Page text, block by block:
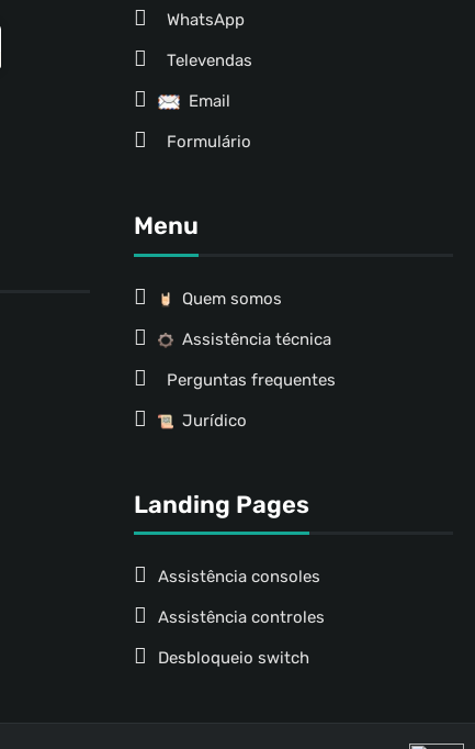
WhatsApp
Televendas
Email
Formulário
Menu
Quem somos
Assistência técnica
Perguntas frequentes
Jurídico
Landing Pages
Assistência consoles
Assistência controles
Desbloqueio switch